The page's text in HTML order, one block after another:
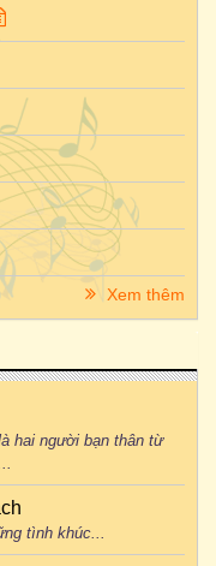
Xem thêm
hai người bạn thân từ
tình khúc...